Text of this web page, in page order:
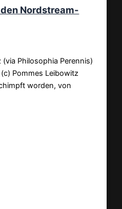
Nordstream-
Philosophia Perennis)
Pommes Leibowitz
worden, von